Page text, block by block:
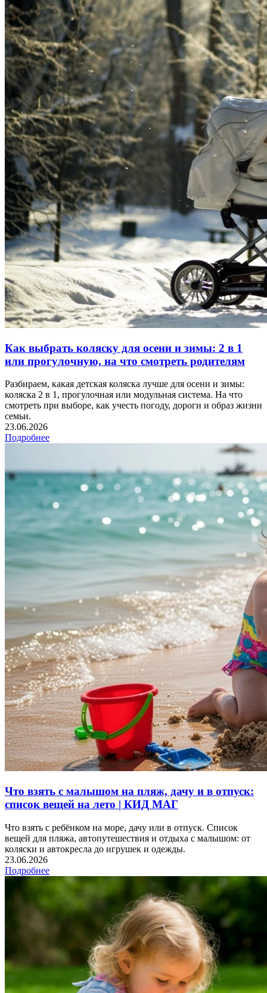
Как выбрать коляску для осени и зимы: 2 в 1
или прогулочную, на что смотреть родителям
Разбираем, какая детская коляска лучше для осени и зимы:
коляска 2 в 1, прогулочная или модульная система. На что
смотреть при выборе, как учесть погоду, дороги и образ жизни
семьи.
23.06.2026
Подробнее
Что взять с малышом на пляж, дачу и в отпуск:
список вещей на лето | КИД МАГ
Что взять с ребёнком на море, дачу или в отпуск. Список
вещей для пляжа, автопутешествия и отдыха с малышом: от
коляски и автокресла до игрушек и одежды.
23.06.2026
Подробнее